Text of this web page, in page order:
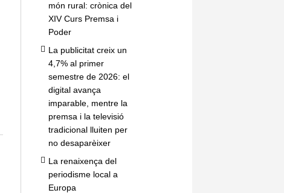
món rural: crònica del
XIV Curs Premsa i
Poder
La publicitat creix un
4,7% al primer
semestre de 2026: el
digital avança
imparable, mentre la
premsa i la televisió
tradicional lluiten per
no desaparèixer
La renaixença del
periodisme local a
Europa